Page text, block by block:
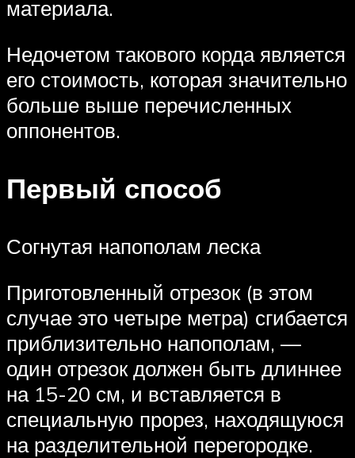
материала.
Недочетом такового корда является
его стоимость, которая значительно
больше выше перечисленных
оппонентов.
Первый способ
Согнутая напополам леска
Приготовленный отрезок (в этом
случае это четыре метра) сгибается
приблизительно напополам, —
один отрезок должен быть длиннее
на 15-20 см, и вставляется в
специальную прорез, находящуюся
на разделительной перегородке.